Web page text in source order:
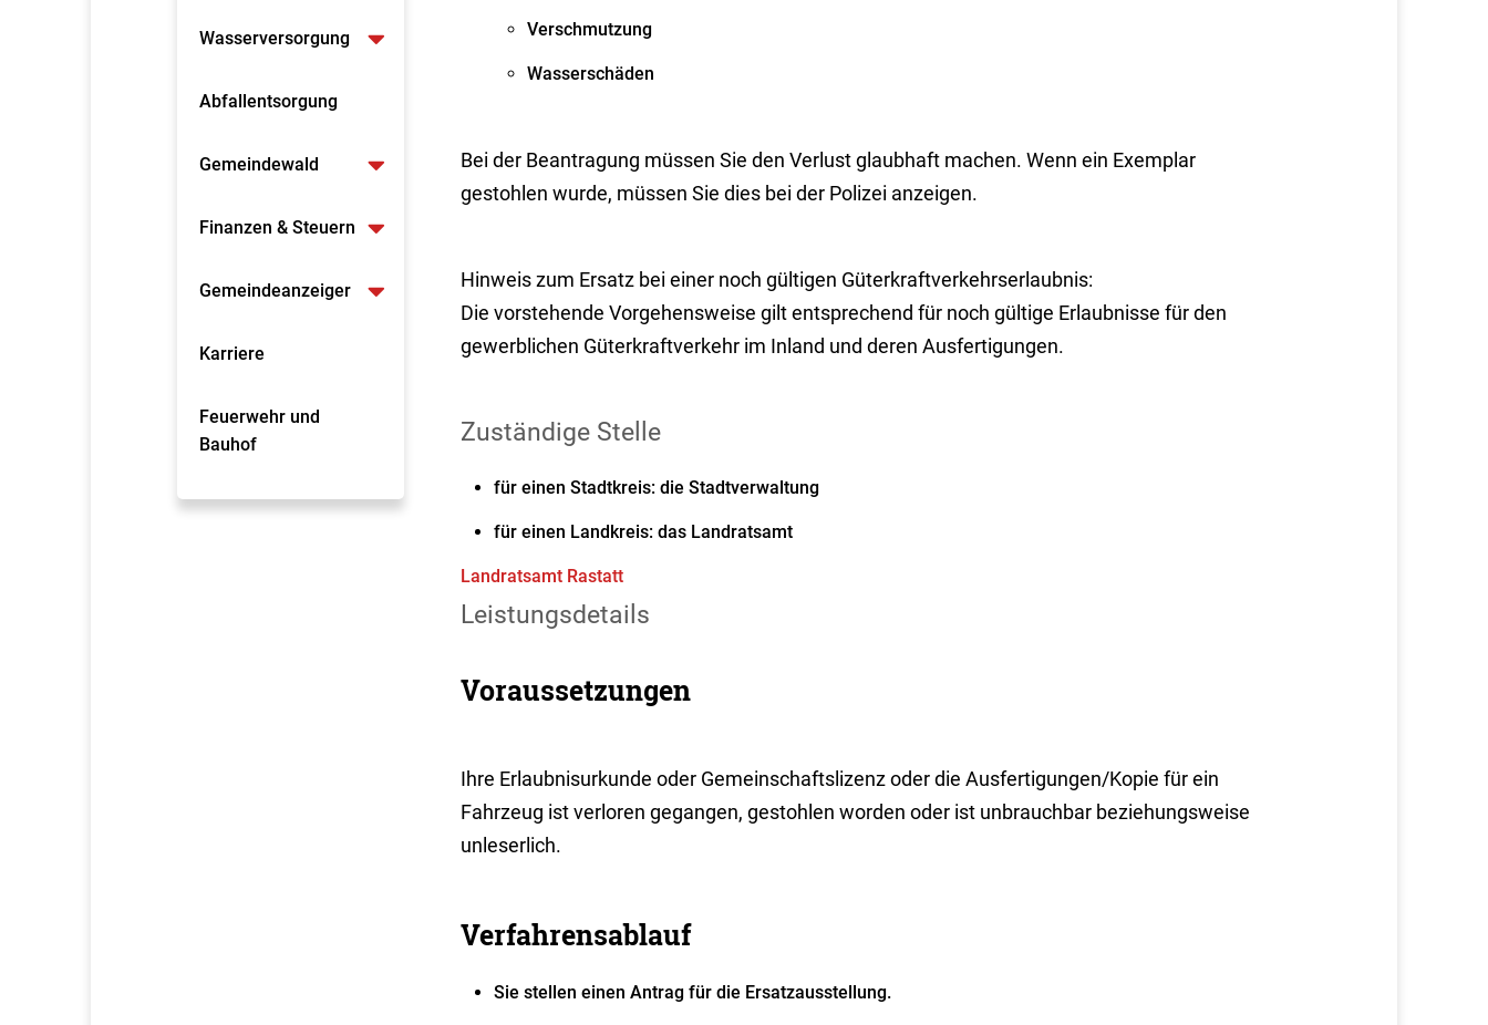
Wasserversorgung
Abfallentsorgung
Gemeindewald
Finanzen & Steuern
Gemeindeanzeiger
Karriere
Feuerwehr und
Bauhof
Verschmutzung
Wasserschäden
Bei der Beantragung müssen Sie den Verlust glaubhaft machen. Wenn ein Exemplar
gestohlen wurde, müssen Sie dies bei der Polizei anzeigen.
Hinweis zum Ersatz bei einer noch gültigen Güterkraftverkehrserlaubnis:
Die vorstehende Vorgehensweise gilt entsprechend für noch gültige Erlaubnisse für den
gewerblichen Güterkraftverkehr im Inland und deren Ausfertigungen.
Zuständige Stelle
für einen Stadtkreis: die Stadtverwaltung
für einen Landkreis: das Landratsamt
Landratsamt Rastatt
Leistungsdetails
Voraussetzungen
Ihre Erlaubnisurkunde oder Gemeinschaftslizenz oder die Ausfertigungen/Kopie für ein
Fahrzeug ist verloren gegangen, gestohlen worden oder ist unbrauchbar beziehungsweise
unleserlich.
Verfahrensablauf
Sie stellen einen Antrag für die Ersatzausstellung.